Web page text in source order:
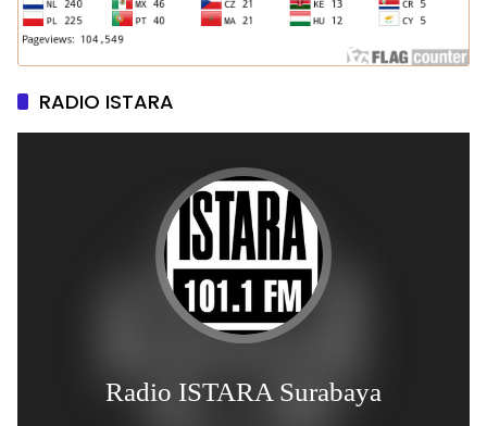
RADIO ISTARA